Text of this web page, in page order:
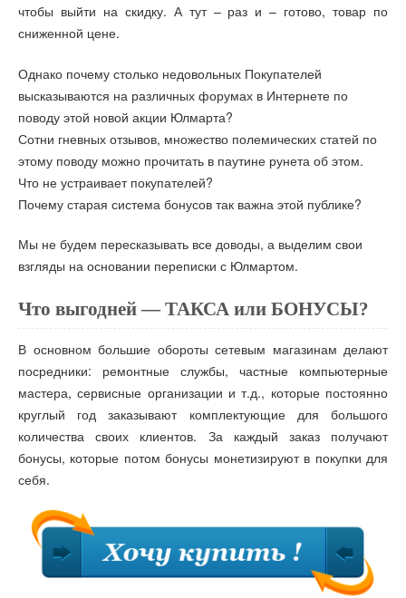
чтобы выйти на скидку. А тут – раз и – готово, товар по
сниженной цене.
Однако почему столько недовольных Покупателей
высказываются на различных форумах в Интернете по
поводу этой новой акции Юлмарта?
Сотни гневных отзывов, множество полемических статей по
этому поводу можно прочитать в паутине рунета об этом.
Что не устраивает покупателей?
Почему старая система бонусов так важна этой публике?
Мы не будем пересказывать все доводы, а выделим свои
взгляды на основании переписки с Юлмартом.
Что выгодней — ТАКСА или БОНУСЫ?
В основном большие обороты сетевым магазинам делают
посредники: ремонтные службы, частные компьютерные
мастера, сервисные организации и т.д., которые постоянно
круглый год заказывают комплектующие для большого
количества своих клиентов. За каждый заказ получают
бонусы, которые потом бонусы монетизируют в покупки для
себя.